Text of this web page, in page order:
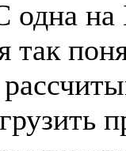
одна
так